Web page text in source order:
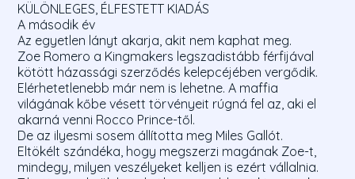
KÜLÖNLEGES, ÉLFESTETT KIADÁS
A második év
Az egyetlen lányt akarja, akit nem kaphat meg.
Zoe Romero a Kingmakers legszadistább férfijával
kötött házassági szerződés kelepcéjében vergődik.
Elérhetetlenebb már nem is lehetne. A maffia
világának kőbe vésett törvényeit rúgná fel az, aki el
akarná venni Rocco Prince-től.
De az ilyesmi sosem állította meg Miles Gallót.
Eltökélt szándéka, hogy megszerzi magának Zoe-t,
mindegy, milyen veszélyeket kelljen is ezért vállalnia.